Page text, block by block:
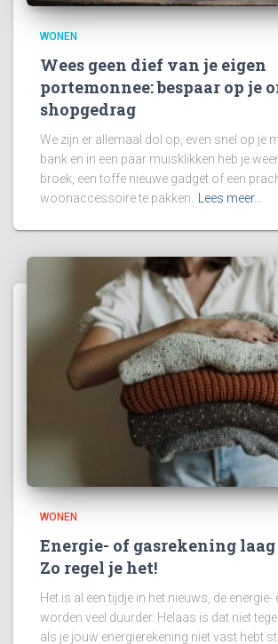
WONEN
Wees geen dief van je eigen
portemonnee: bespaar op je
shopgedrag
We zijn er allemaal dol op, even snel op je
bank en in een paar muisklikken heb je
broek, een toffe nieuwe gadget of een
woonaccessoire te pakken. Lees meer…
WONEN
Energie- of gasrekening
Zo regel je het!
Het is al een tijdje in het nieuws, de
worden veel duurder. Helaas is dat niet
als je jouw energierekening niet vast hebt